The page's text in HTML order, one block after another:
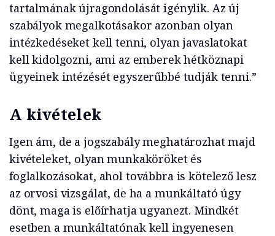
tartalmának újragondolását igénylik. Az új
szabályok megalkotásakor azonban olyan
intézkedéseket kell tenni, olyan javaslatokat
kell kidolgozni, ami az emberek hétköznapi
ügyeinek intézését egyszerűbbé tudják tenni.”
A kivételek
Igen ám, de a jogszabály meghatározhat majd
kivételeket, olyan munkaköröket és
foglalkozásokat, ahol továbbra is kötelező lesz
az orvosi vizsgálat, de ha a munkáltató úgy
dönt, maga is előírhatja ugyanezt. Mindkét
esetben a munkáltatónak kell ingyenesen